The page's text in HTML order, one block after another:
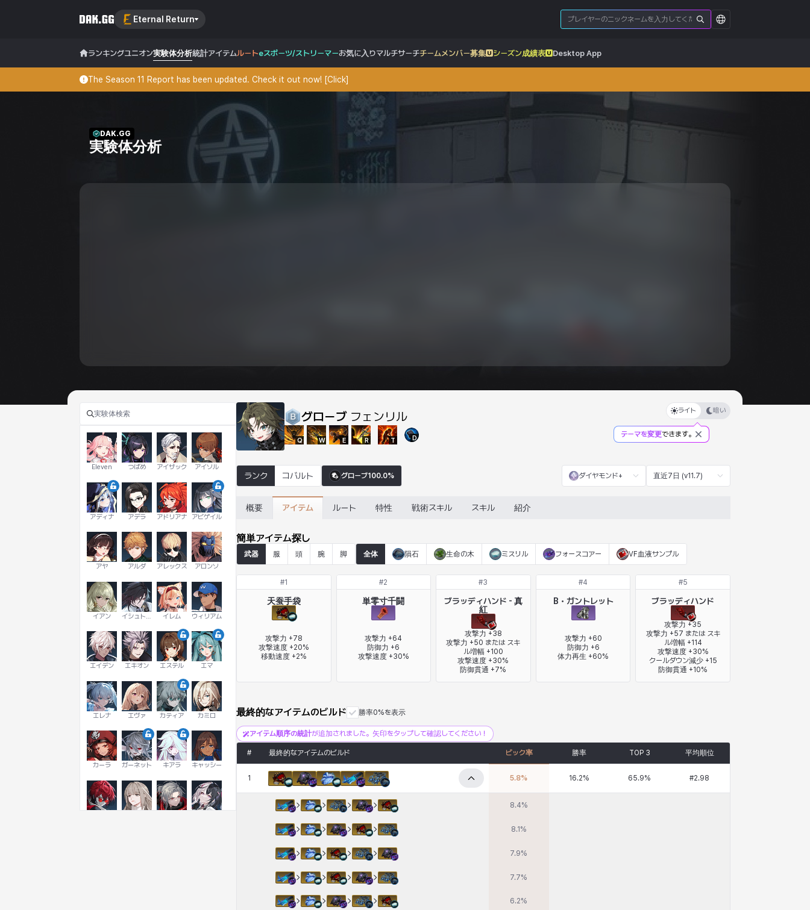
Eternal Return
ランキングユニオン実験体分析統計アイテムルートeスポーツ/ストリーマーお気に入りマルチサーチチームメンバー募集 シーズン成績表 Desktop App
The Season 11 Report has been updated. Check it out now! [Click]
DAK.GG
実験体分析
Eleven つばめ アイザック アイソル
アディナ アデラ アドリアナ アビゲイル
アヤ アルダ アレックス アロンソ
イアン イレム ウィリアム
エイデン エキオン エステル エマ
エレナ エヴァ カティア カミロ
カーラ ガーネット キアラ キャッシー
グローブ フェンリル
Q W E R T D
ライト 暗い
テーマを変更できます。
ランク コバルト グローブ100.0% ダイヤモンド+ 直近7日 (v11.7)
概要 アイテム ルート 特性 戦術スキル スキル 紹介
簡単アイテム探し
武器 服 頭 腕 脚 全体 隕石 生命の木 ミスリル フォースコアー VF血液サンプル
#1
天蚕手袋
攻撃力 +78
攻撃速度 +20%
移動速度 +2%
#2
単零寸千闘
攻撃力 +64
防御力 +6
攻撃速度 +30%
#3
ブラッディハンド - 真
紅
攻撃力 +38
攻撃力 +50 または スキ
ル増幅 +100
攻撃速度 +30%
防御貫通 +7%
#4
B・ガントレット
攻撃力 +60
防御力 +6
体力再生 +60%
#5
ブラッディハンド
攻撃力 +35
攻撃力 +57 または スキ
ル増幅 +114
攻撃速度 +30%
クールダウン減少 +15
防御貫通 +10%
最終的なアイテムのビルド 勝率0%を表示
アイテム順序の統計が追加されました。矢印をタップして確認してください！
# 最終的なアイテムのビルド ピック率 勝率 TOP 3 平均順位
1 5.8% 16.2% 65.9% #2.98
8.4%
8.1 %
7.9%
7.7%
6.2%